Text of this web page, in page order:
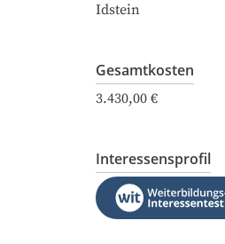
Idstein
Gesamtkosten
3.430,00 €
Interessensprofil